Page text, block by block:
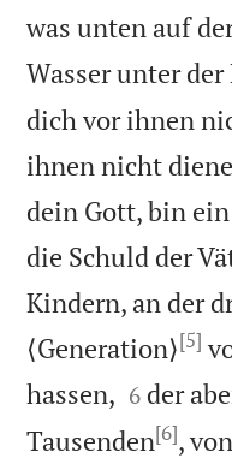
was unten auf
Wasser unter der
dich vor ihnen
ihnen nicht
dein Gott, bin
die Schuld der
Kindern, an der
⟨Generation⟩[5]
hassen, 

6 der
Tausenden[6],